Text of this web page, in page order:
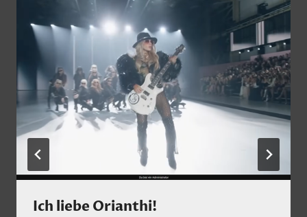
Ich liebe Orianthi!